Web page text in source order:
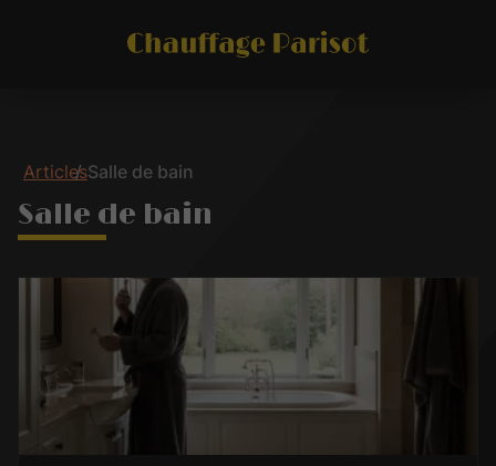
ArticlesSalle de bain
Salle de bain